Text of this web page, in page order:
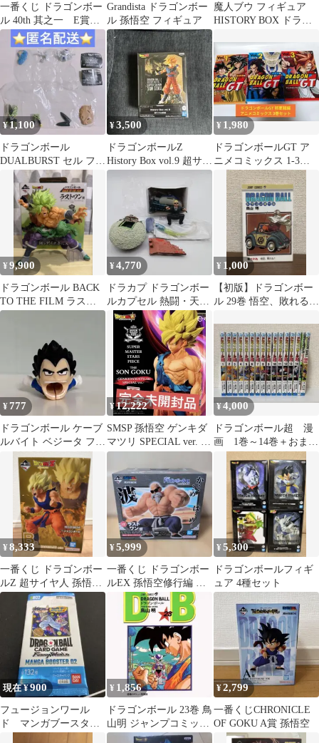
一番くじ ドラゴンボー
ル 40th 其之一 E賞
マンガストラクチャ
ー 4種
Grandista ドラゴンボー
ル 孫悟空 フィギュア
魔人ブウ フィギュア
HISTORY BOX ドラゴ
¥1,100
ドラゴンボール
DUALBURST セル フリ
ーザ
¥3,500
ドラゴンボールZ
History Box vol.9 超サイ
ヤ人孫悟空
¥ 1,980
ドラゴンボールGT ア
ニメコミックス 1-3巻
全巻セット 古本
¥9,900
ドラゴンボール BACK
TO THE FILM ラスト
ワン賞 ブロリー
¥4,770
ドラカプ ドラゴンボー
ルカプセル 熱闘・天下
一武道会編 アナウンサ
ー飛ぶ！
¥ 1,000
【初版】ドラゴンボー
ル 29巻 悟空、敗れる！
¥ 777
ドラゴンボール ケーブ
ルバイト ベジータ フィ
ギュア
¥12,222
SMSP 孫悟空 ゲンキダ
マツリ SPECIAL ver. フ
ィギュア
¥4,000
ドラゴンボール超 漫
画 1巻～14巻＋おま
¥8,333
一番くじ ドラゴンボー
ルZ 超サイヤ人 孫悟空
フィギュアB賞
¥5,999
一番くじ ドラゴンボー
ルEX 孫悟空修行編 ラ
ストワン賞 亀仙人
¥5,300
ドラゴンボールフィギ
ュア 4種セット
現在 ¥900
フュージョンワール
ド マンガブースター
¥ 1,856
ドラゴンボール 23巻 鳥
山明 ジャンプコミック
ス
¥2,799
一番くじCHRONICLE
OF GOKU A賞 孫悟空